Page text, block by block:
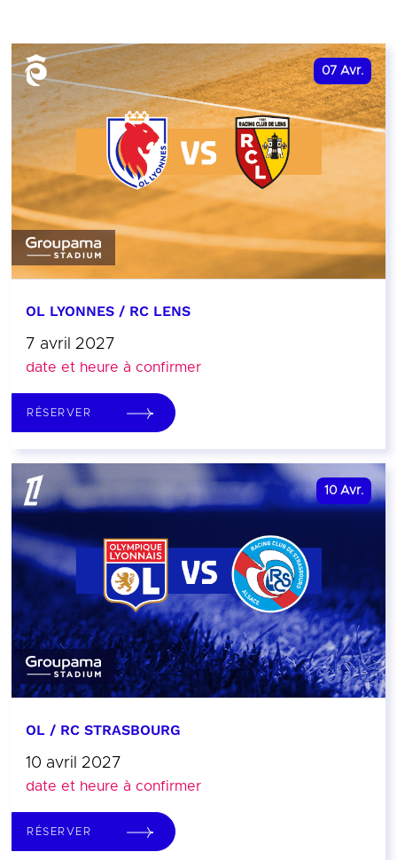
07 Avr.
OL LYONNES / RC LENS
7 avril 2027
date et heure à confirmer
RÉSERVER
10 Avr.
OL / RC STRASBOURG
10 avril 2027
date et heure à confirmer
RÉSERVER